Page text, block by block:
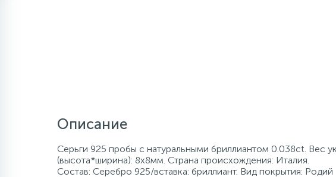
Описание
Серьги 925 пробы с натуральными бриллиантом 0.038ct. Вес
(высота*ширина): 8х8мм. Страна происхождения: Италия.
Состав: Серебро 925/вставка: бриллиант. Вид покрытия: Родий